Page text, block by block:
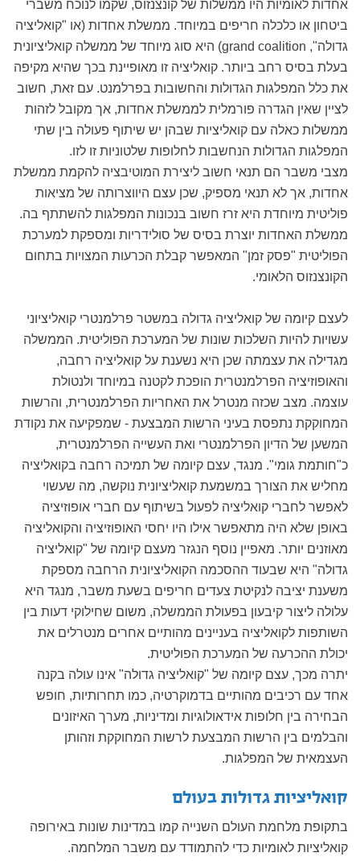
אחדות לאומיות היו ממשלות של קונצנזוס, שקמו לנוכח משברי
ביטחון או כלכלה חריפים במיוחד. ממשלת אחדות (או "קואליציה
גדולה", grand coalition) היא סוג מיוחד של ממשלה קואליציונית
בעלת בסיס רחב ביותר. קואליציה זו מאופיינת בכך שהיא מקיפה
את כלל המפלגות הגדולות והחשובות בפרלמנט. עם זאת, חשוב
לציין שאין הגדרה פורמלית לממשלת אחדות, אך מקובל לזהות
ממשלות כאלה עם קואליציות שבהן יש שיתוף פעולה בין שתי
המפלגות הגדולות הנחשבות לחלופות שלטוניות זו לזו.
מצבי משבר הם תנאי חשוב ליצירת המוטיבציה להקמת ממשלת
אחדות, אך לא תנאי מספיק, שכן עצם היווצרותה של מציאות
פוליטית מיוחדת היא זרז חשוב בנכונות המפלגות להשתתף בה.
ממשלת האחדות יוצרת בסיס של סולידריות ומספקת למערכת
הפוליטית "פסק זמן" המאפשר קבלת הכרעות המצויות בתחום
הקונצנזוס הלאומי.
לעצם קיומה של קואליציה גדולה במשטר פרלמנטרי קואליציוני
עשויות להיות השלכות שונות של המערכת הפוליטית. הממשלה
מגדילה את עצמתה שכן היא נשענת על קואליציה רחבה,
והאופוזיציה הפרלמנטרית הופכת לקטנה במיוחד ולנטולת
עוצמה. מצב שכזה מנטרל את האחריות הפרלמנטרית, והרשות
המחוקקת נתפסת בעיני הרשות המבצעת - שמפקיעה את נקודת
המשען של הדיון הפרלמנטרי ואת העשייה הפרלמנטרית,
כ"חותמת גומי". מנגד, עצם קיומה של תמיכה רחבה בקואליציה
מחליש את הצורך במשמעת קואליציונית נוקשה, מה שעשוי
לאפשר לחברי קואליציה לפעול בשיתוף עם חברי אופוזיציה
באופן שלא היה מתאפשר אילו היו יחסי האופוזיציה והקואליציה
מאוזנים יותר. מאפיין נוסף הנגזר מעצם קיומה של "קואליציה
גדולה" היא שבעוד ההסכמה הקואליציונית הרחבה מספקת
משענת יציבה לנקיטת צעדים חריפים בשעת משבר, מנגד היא
עלולה ליצור קיבעון בפעולת הממשלה, משום שחילוקי דעות בין
השותפות לקואליציה בעניינים מהותיים אחרים מנטרלים את
יכולת ההכרעה של המערכת הפוליטית.
יתרה מכך, עצם קיומה של "קואליציה גדולה" אינו עולה בקנה
אחד עם רכיבים מהותיים בדמוקרטיה, כמו תחרותיות, חופש
הבחירה בין חלופות אידאולוגיות ומדיניות, מערך האיזונים
והבלמים בין הרשות המבצעת לרשות המחוקקת וזהותן
העצמאית של המפלגות.
קואליציות גדולות בעולם
בתקופת מלחמת העולם השנייה קמו במדינות שונות באירופה
קואליציות לאומיות כדי להתמודד עם משבר המלחמה.